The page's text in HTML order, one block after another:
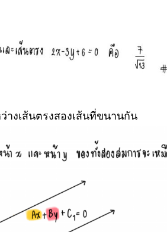
างเส้นตรงสองเส้นที่ขนานกัน